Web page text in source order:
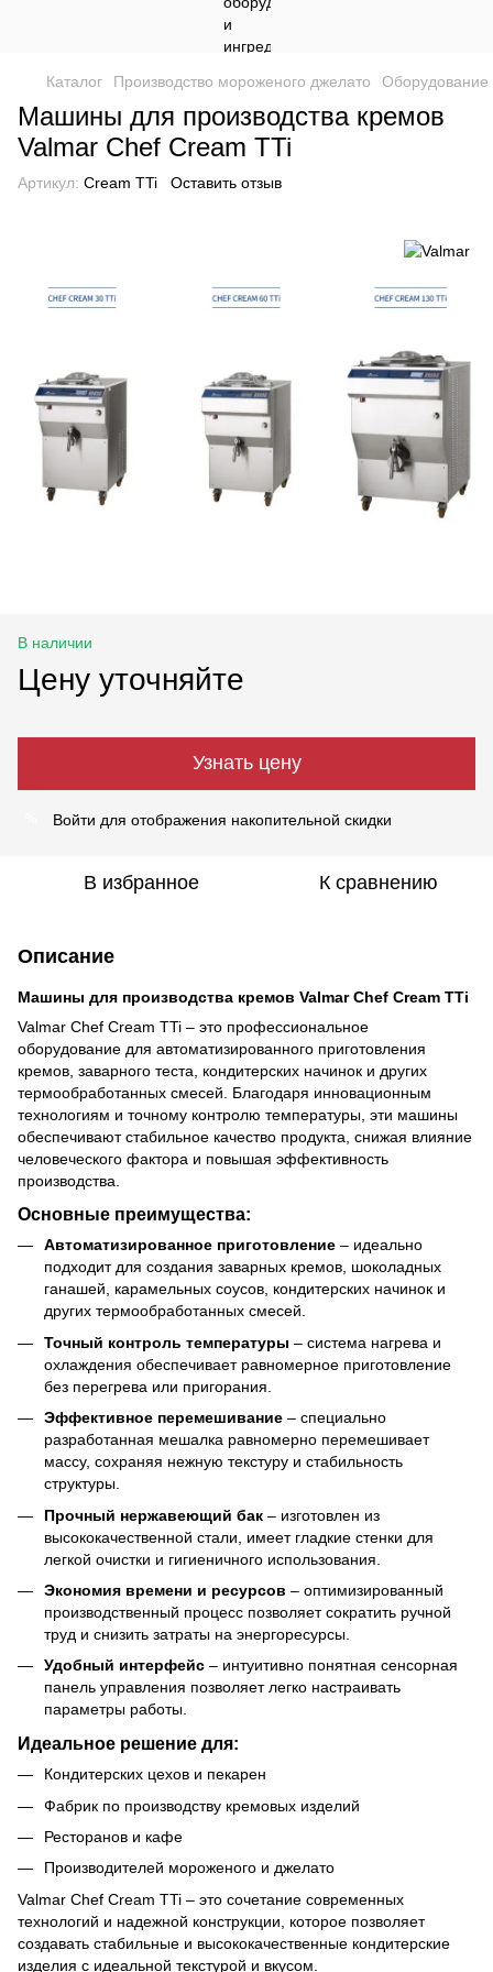
Каталог Производство мороженого джелато Оборудование
Машины для производства кремов
Valmar Chef Cream TTi
Артикул: Cream TTi Оставить отзыв
В наличии
Цену уточняйте
Узнать цену
Войти для отображения накопительной скидки
В избранное К сравнению
Описание
Машины для производства кремов Valmar Chef Cream TTi
Valmar Chef Cream TTi – это профессиональное
оборудование для автоматизированного приготовления
кремов, заварного теста, кондитерских начинок и других
термообработанных смесей. Благодаря инновационным
технологиям и точному контролю температуры, эти машины
обеспечивают стабильное качество продукта, снижая влияние
человеческого фактора и повышая эффективность
производства.
Основные преимущества:
Автоматизированное приготовление – идеально
подходит для создания заварных кремов, шоколадных
ганашей, карамельных соусов, кондитерских начинок и
других термообработанных смесей.
Точный контроль температуры – система нагрева и
охлаждения обеспечивает равномерное приготовление
без перегрева или пригорания.
Эффективное перемешивание – специально
разработанная мешалка равномерно перемешивает
массу, сохраняя нежную текстуру и стабильность
структуры.
Прочный нержавеющий бак – изготовлен из
высококачественной стали, имеет гладкие стенки для
легкой очистки и гигиеничного использования.
Экономия времени и ресурсов – оптимизированный
производственный процесс позволяет сократить ручной
труд и снизить затраты на энергоресурсы.
Удобный интерфейс – интуитивно понятная сенсорная
панель управления позволяет легко настраивать
параметры работы.
Идеальное решение для:
Кондитерских цехов и пекарен
Фабрик по производству кремовых изделий
Ресторанов и кафе
Производителей мороженого и джелато
Valmar Chef Cream TTi – это сочетание современных
технологий и надежной конструкции, которое позволяет
создавать стабильные и высококачественные кондитерские
изделия с идеальной текстурой и вкусом.